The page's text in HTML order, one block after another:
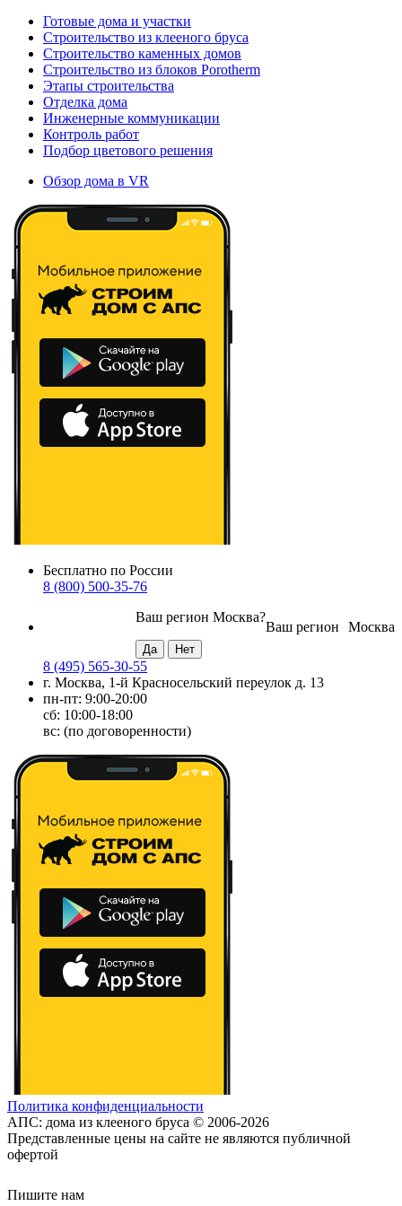
Готовые дома и участки
Строительство из клееного бруса
Строительство каменных домов
Строительство из блоков Porotherm
Этапы строительства
Отделка дома
Инженерные коммуникации
Контроль работ
Подбор цветового решения
Обзор дома в VR
Бесплатно по России
8 (800) 500-35-76
Москва
Ваш регион
Ваш регион Москва?
8 (495) 565-30-55
г. Москва, 1-й Красносельский переулок д. 13
пн-пт: 9:00-20:00
сб: 10:00-18:00
вс: (по договоренности)
Политика конфиденциальности
АПС: дома из клееного бруса © 2006-2026
Представленные цены на сайте не являются публичной
офертой
Пишите нам